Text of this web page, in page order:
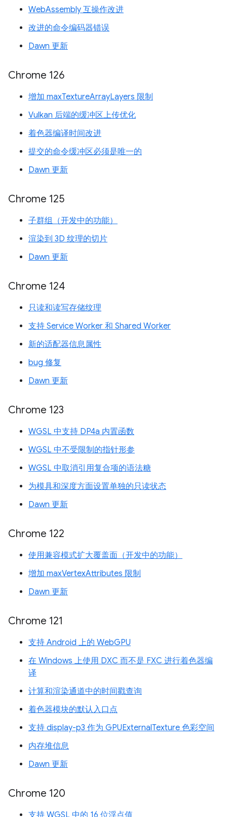
WebAssembly 互操作改进
改进的命令编码器错误
Dawn 更新
Chrome 126
增加 maxTextureArrayLayers 限制
Vulkan 后端的缓冲区上传优化
着色器编译时间改进
提交的命令缓冲区必须是唯一的
Dawn 更新
Chrome 125
子群组（开发中的功能）
渲染到 3D 纹理的切片
Dawn 更新
Chrome 124
只读和读写存储纹理
支持 Service Worker 和 Shared Worker
新的适配器信息属性
bug 修复
Dawn 更新
Chrome 123
WGSL 中支持 DP4a 内置函数
WGSL 中不受限制的指针形参
WGSL 中取消引用复合项的语法糖
为模具和深度方面设置单独的只读状态
Dawn 更新
Chrome 122
使用兼容模式扩大覆盖面（开发中的功能）
增加 maxVertexAttributes 限制
Dawn 更新
Chrome 121
支持 Android 上的 WebGPU
在 Windows 上使用 DXC 而不是 FXC 进行着色器编
译
计算和渲染通道中的时间戳查询
着色器模块的默认入口点
支持 display-p3 作为 GPUExternalTexture 色彩空间
内存堆信息
Dawn 更新
Chrome 120
支持 WGSL 中的 16 位浮点值